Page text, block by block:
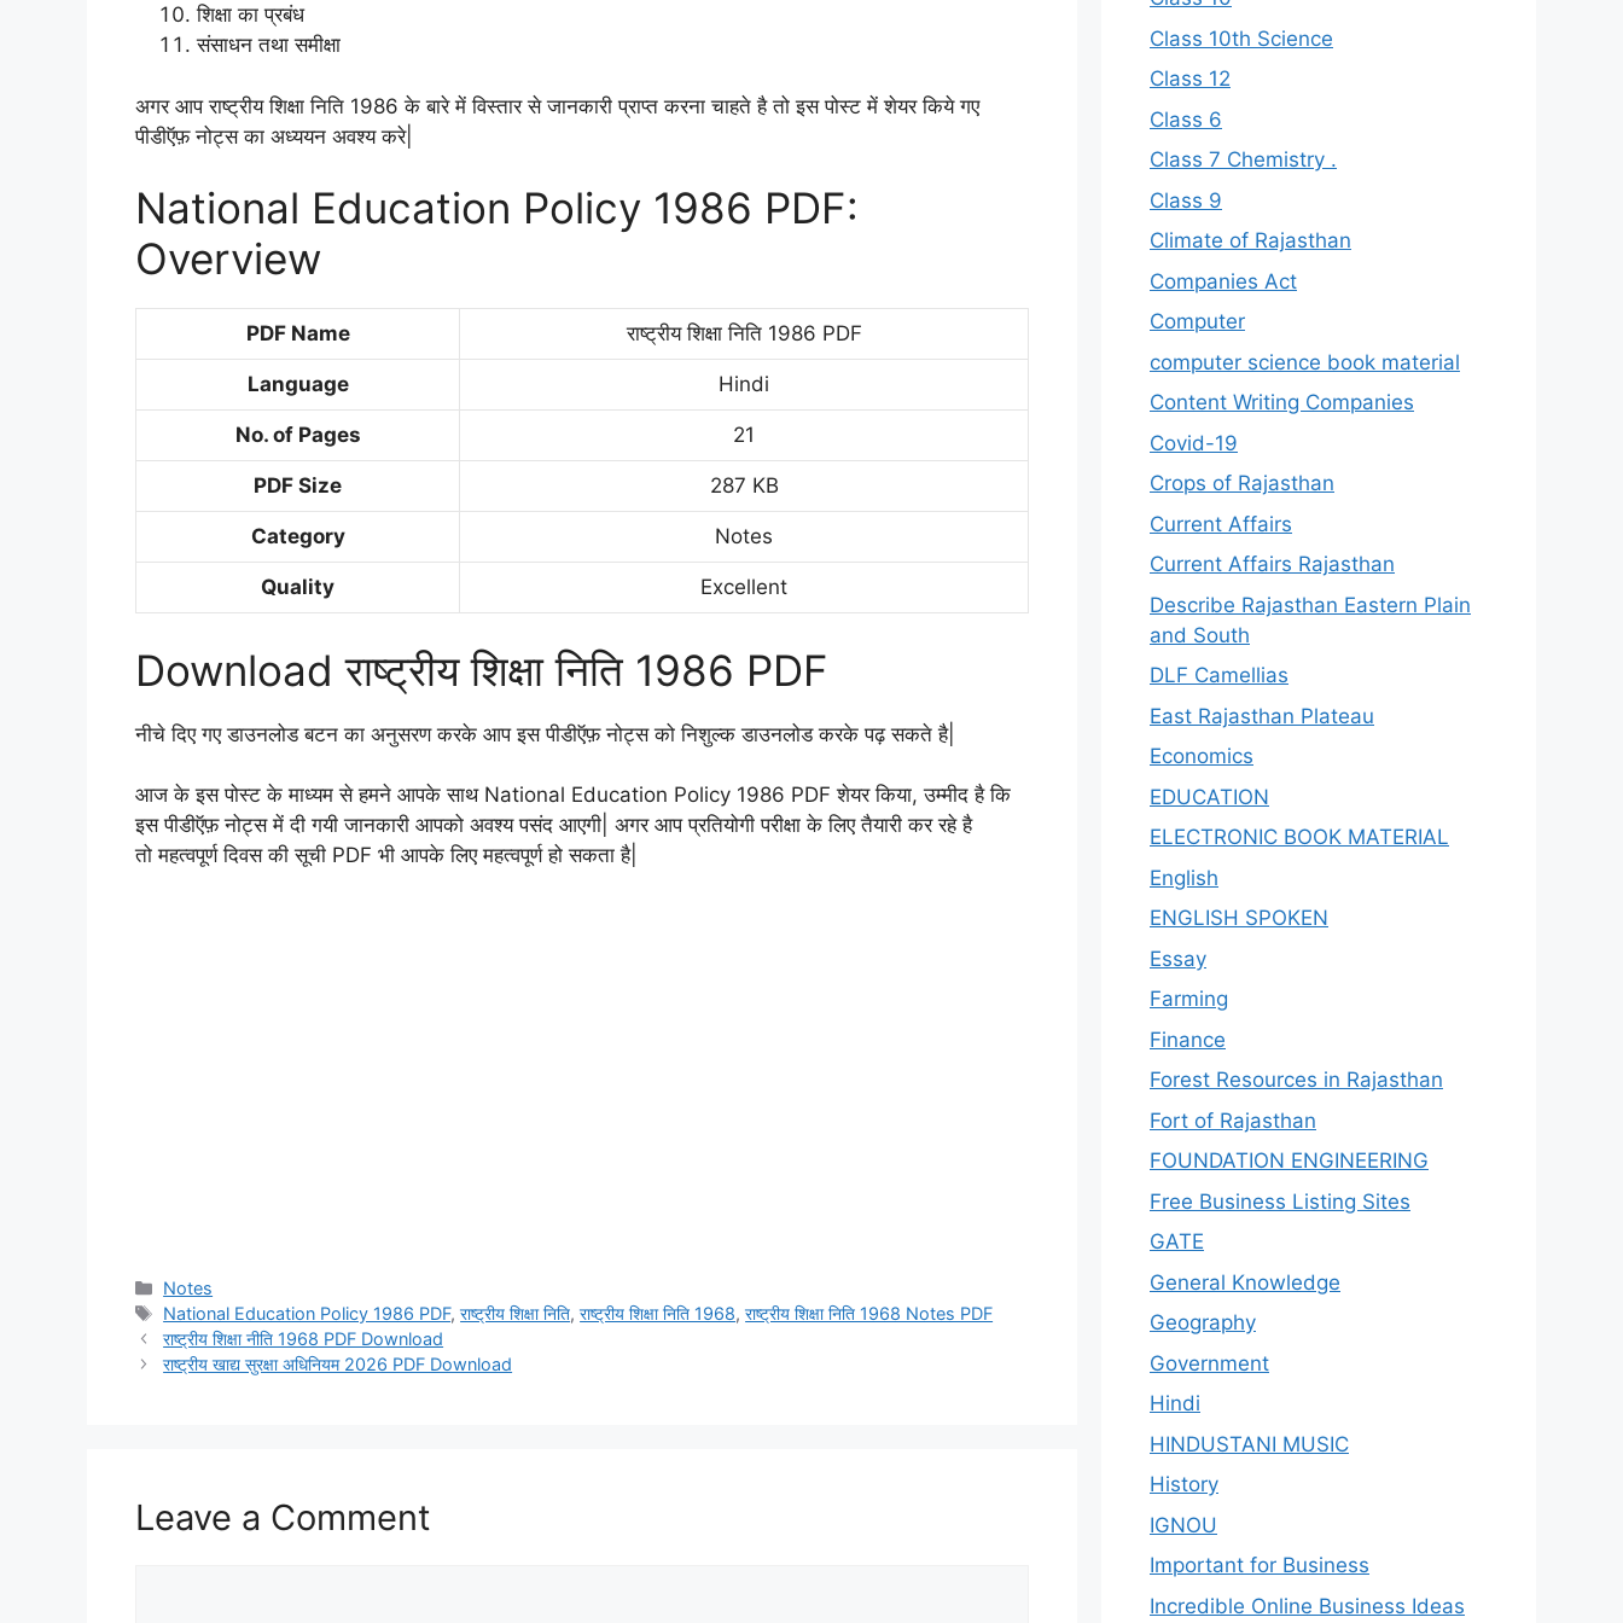
शिक्षा का प्रबंध
संसाधन तथा समीक्षा
अगर आप राष्ट्रीय शिक्षा निति 1986 के बारे में विस्तार से जानकारी प्राप्त करना चाहते है तो इस पोस्ट में शेयर किये गए
पीडीऍफ़ नोट्स का अध्ययन अवश्य करे|
National Education Policy 1986 PDF:
Overview
PDF Name राष्ट्रीय शिक्षा निति 1986 PDF
Language Hindi
No. of Pages 21
PDF Size 287 KB
Category Notes
Quality Excellent
Download राष्ट्रीय शिक्षा निति 1986 PDF
नीचे दिए गए डाउनलोड बटन का अनुसरण करके आप इस पीडीऍफ़ नोट्स को निशुल्क डाउनलोड करके पढ़ सकते है|
आज के इस पोस्ट के माध्यम से हमने आपके साथ National Education Policy 1986 PDF शेयर किया, उम्मीद है कि
इस पीडीऍफ़ नोट्स में दी गयी जानकारी आपको अवश्य पसंद आएगी| अगर आप प्रतियोगी परीक्षा के लिए तैयारी कर रहे है
तो महत्वपूर्ण दिवस की सूची PDF भी आपके लिए महत्वपूर्ण हो सकता है|
Categories
Notes
Tags
National Education Policy 1986 PDF,राष्ट्रीय शिक्षा निति,राष्ट्रीय शिक्षा निति 1968,राष्ट्रीय शिक्षा निति 1968 Notes PDF
राष्ट्रीय शिक्षा नीति 1968 PDF Download
राष्ट्रीय खाद्य सुरक्षा अधिनियम 2026 PDF Download
Leave a Comment
Class 10th Science
Class 12
Class 6
Class 7 Chemistry .
Class 9
Climate of Rajasthan
Companies Act
Computer
computer science book material
Content Writing Companies
Covid-19
Crops of Rajasthan
Current Affairs
Current Affairs Rajasthan
Describe Rajasthan Eastern Plain
and South
DLF Camellias
East Rajasthan Plateau
Economics
EDUCATION
ELECTRONIC BOOK MATERIAL
English
ENGLISH SPOKEN
Essay
Farming
Finance
Forest Resources in Rajasthan
Fort of Rajasthan
FOUNDATION ENGINEERING
Free Business Listing Sites
GATE
General Knowledge
Geography
Government
Hindi
HINDUSTANI MUSIC
History
IGNOU
Important for Business
Incredible Online Business Ideas